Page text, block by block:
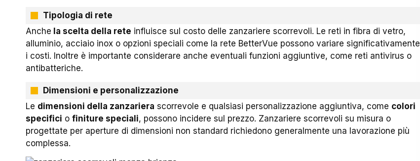
Tipologia di rete
Anche la scelta della rete influisce sul costo delle zanzariere scorrevoli. Le reti in fibra di vetro,
alluminio, acciaio inox o opzioni speciali come la rete BetterVue possono variare significativamente
i costi. Inoltre è importante considerare anche eventuali funzioni aggiuntive, come reti antivirus o
antibatteriche.
Dimensioni e personalizzazione
Le dimensioni della zanzariera scorrevole e qualsiasi personalizzazione aggiuntiva, come colori
specifici ofiniture speciali, possono incidere sul prezzo. Zanzariere scorrevoli su misura o
progettate per aperture di dimensioni non standard richiedono generalmente una lavorazione più
complessa.